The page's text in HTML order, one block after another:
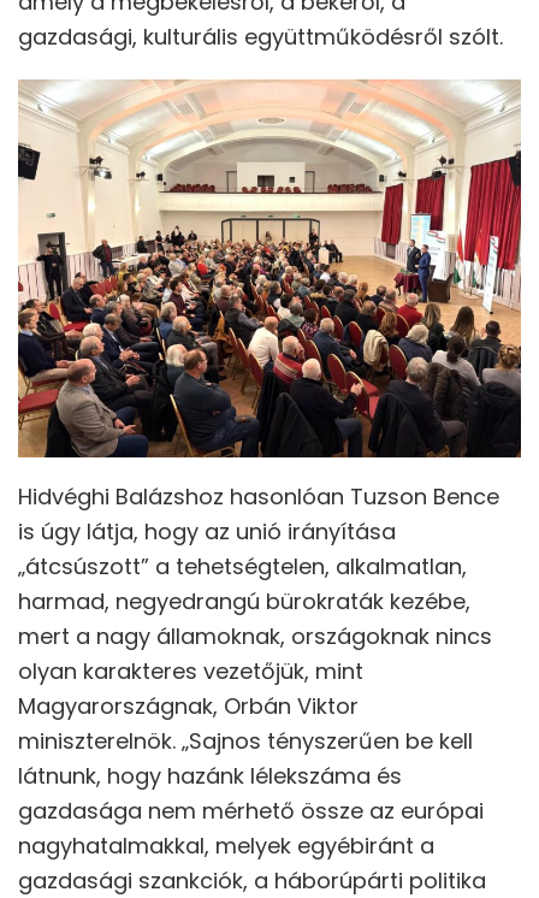
gazdasági, kulturális együttműködésről szólt.
Hidvéghi Balázshoz hasonlóan Tuzson Bence
is úgy látja, hogy az unió irányítása
„átcsúszott” a tehetségtelen, alkalmatlan,
harmad, negyedrangú bürokraták kezébe,
mert a nagy államoknak, országoknak nincs
olyan karakteres vezetőjük, mint
Magyarországnak, Orbán Viktor
miniszterelnök. „Sajnos tényszerűen be kell
látnunk, hogy hazánk lélekszáma és
gazdasága nem mérhető össze az európai
nagyhatalmakkal, melyek egyébiránt a
gazdasági szankciók, a háborúpárti politika